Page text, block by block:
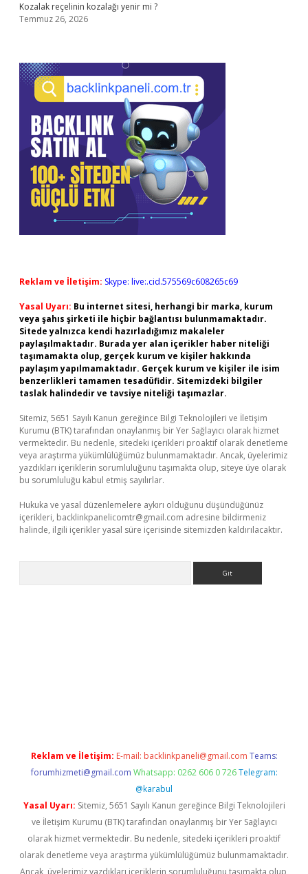
Kozalak reçelinin kozalağı yenir mi ?
Temmuz 26, 2026
Reklam ve İletişim: Skype: live:.cid.575569c608265c69
Yasal Uyarı: Bu internet sitesi, herhangi bir marka, kurum
veya şahıs şirketi ile hiçbir bağlantısı bulunmamaktadır.
Sitede yalnızca kendi hazırladığımız makaleler
paylaşılmaktadır. Burada yer alan içerikler haber niteliği
taşımamakta olup, gerçek kurum ve kişiler hakkında
paylaşım yapılmamaktadır. Gerçek kurum ve kişiler ile isim
benzerlikleri tamamen tesadüfidir. Sitemizdeki bilgiler
taslak halindedir ve tavsiye niteliği taşımazlar.
Sitemiz, 5651 Sayılı Kanun gereğince Bilgi Teknolojileri ve İletişim
Kurumu (BTK) tarafından onaylanmış bir Yer Sağlayıcı olarak hizmet
vermektedir. Bu nedenle, sitedeki içerikleri proaktif olarak denetleme
veya araştırma yükümlülüğümüz bulunmamaktadır. Ancak, üyelerimiz
yazdıkları içeriklerin sorumluluğunu taşımakta olup, siteye üye olarak
bu sorumluluğu kabul etmiş sayılırlar.
Hukuka ve yasal düzenlemelere aykırı olduğunu düşündüğünüz
içerikleri, backlinkpanelicomtr@gmail.com adresine bildirmeniz
halinde, ilgili içerikler yasal süre içerisinde sitemizden kaldırılacaktır.
Reklam ve İletişim: E-mail: backlinkpaneli@gmail.com Teams:
forumhizmeti@gmail.com Whatsapp: 0262 606 0 726 Telegram:
@karabul
Yasal Uyarı: Sitemiz, 5651 Sayılı Kanun gereğince Bilgi Teknolojileri
ve İletişim Kurumu (BTK) tarafından onaylanmış bir Yer Sağlayıcı
olarak hizmet vermektedir. Bu nedenle, sitedeki içerikleri proaktif
olarak denetleme veya araştırma yükümlülüğümüz bulunmamaktadır.
Ancak, üyelerimiz yazdıkları içeriklerin sorumluluğunu taşımakta olup,